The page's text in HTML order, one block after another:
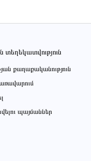
քաղաքականություն
պայմաններ